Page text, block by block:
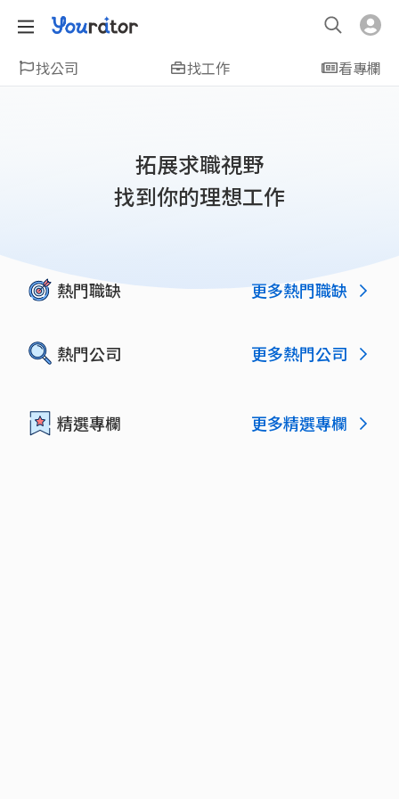
找公司 找工作 看專欄
拓展求職視野
找到你的理想工作
熱門職缺 更多熱門職缺
熱門公司 更多熱門公司
精選專欄 更多精選專欄